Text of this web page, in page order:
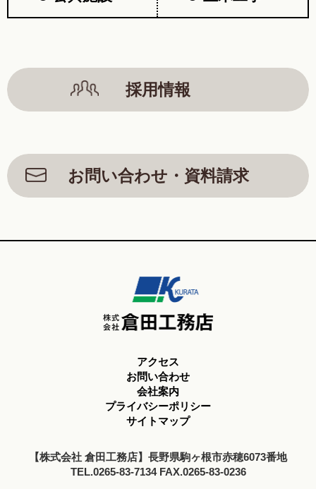
採用情報
お問い合わせ・資料請求
アクセス
お問い合わせ
会社案内
プライバシーポリシー
サイトマップ
【株式会社 倉田工務店】長野県駒ヶ根市赤穂6073番地
TEL.0265-83-7134 FAX.0265-83-0236